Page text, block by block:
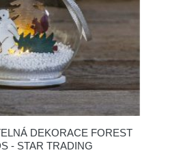
DEKORACE FOREST
- STAR TRADING